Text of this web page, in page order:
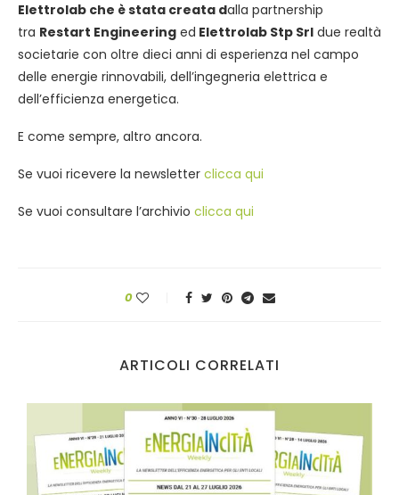
Elettrolab che è stata creata dalla partnership
tra Restart Engineering ed Elettrolab Stp Srl due realtà
societarie con oltre dieci anni di esperienza nel campo
delle energie rinnovabili, dell’ingegneria elettrica e
dell’efficienza energetica.
E come sempre, altro ancora.
Se vuoi ricevere la newsletter clicca qui
Se vuoi consultare l’archivio clicca qui
0
ARTICOLI CORRELATI